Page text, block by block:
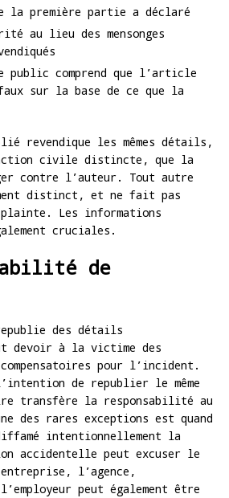
la première partie a déclaré
au lieu des mensonges
public comprend que l’article
sur la base de ce que la
revendique les mêmes détails,
civile distincte, que la
contre l’auteur. Tout autre
distinct, et ne fait pas
Les informations
cruciales.
de
des détails
devoir à la victime des
compensatoires pour l’incident.
de republier le même
transfère la responsabilité au
des rares exceptions est quand
intentionnellement la
accidentelle peut excuser le
l’agence,
peut également être